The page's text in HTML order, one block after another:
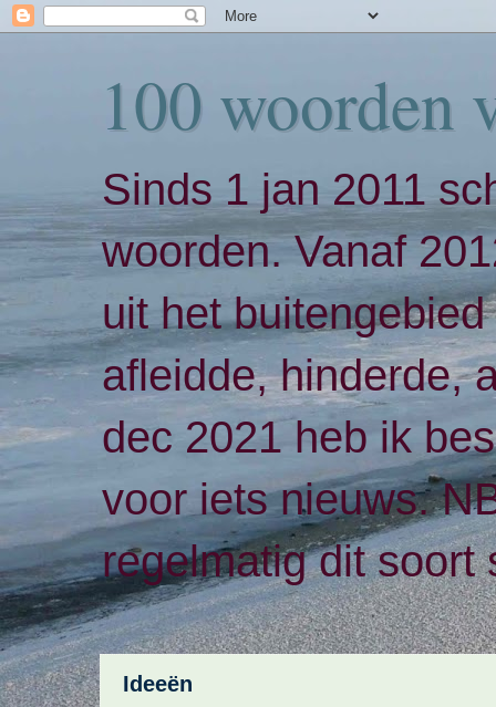
100 woorden
Sinds 1 jan 2011
woorden. Vanaf
uit het
afleidde, hinderde,
dec 2021 heb ik
voor iets nieuws.
regelmatig dit soort
Ideeën